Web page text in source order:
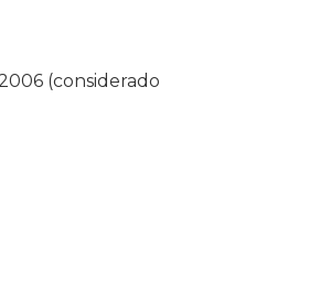
(considerado